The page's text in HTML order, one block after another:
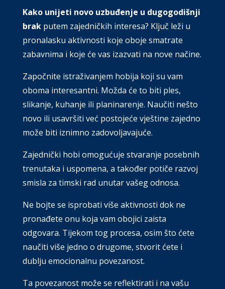
Kako unijeti novo uzbuđenje u dugogodišnji
brakputem zajedničkih interesa? Ključ leži u
pronalasku aktivnosti koje oboje smatrate
zabavnima i koje će vas izazvati na nove načine.
Započnite istraživanjem hobija koji su vam
oboma interesantni. Možda će to biti ples,
slikanje, kuhanje ili planinarenje. Naučiti nešto
novo ili usavršiti već postojeće vještine zajedno
može biti iznimno zadovoljavajuće.
Zajednički hobi omogućuje stvaranje posebnih
trenutaka i uspomena, a također potiče razvoj
smisla za timski rad unutar vašeg odnosa.
Ne bojte se isprobati više aktivnosti dok ne
pronađete onu koja vam obojici zaista
odgovara. Tijekom tog procesa, osim što ćete
naučiti više jedno o drugome, stvorit ćete i
dublju emocionalnu povezanost.
Ta povezanost može se reflektirati i na vašu